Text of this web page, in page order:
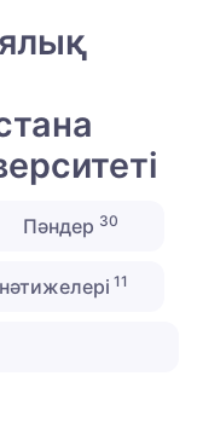
Пәндер 30
11